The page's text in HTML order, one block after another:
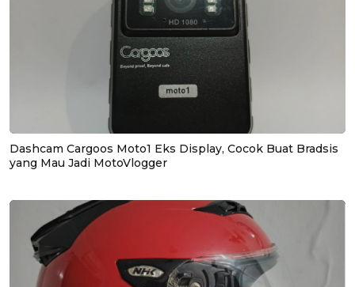
Dashcam Cargoos Moto1 Eks Display, Cocok Buat Bradsis
yang Mau Jadi MotoVlogger